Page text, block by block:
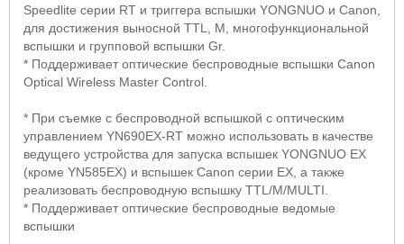
Speedlite серии RT и триггера вспышки YONGNUO и Canon
для достижения выносной TTL M , многофункциональной
вспышки и групповой вспышки Gr.
* Поддерживает оптические беспроводные вспышки Canon
Optical Wireless Master Control.
* При съемке с беспроводной вспышкой с оптическим
управлением YN690EX-RT можно использовать в качестве
ведущего устройства для запуска вспышек YONGNUO EX
(кроме YN585EX) и вспышек Canon серии EX , а также
реализовать беспроводную вспышку TTL /M/MULTI
* Поддерживает оптические беспроводные ведомые
вспышки